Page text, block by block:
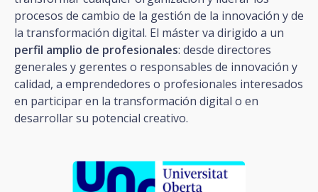
procesos de cambio de la gestión de la innovación y de
la transformación digital. El máster va dirigido a un
perfil amplio de profesionales: desde directores
generales y gerentes o responsables de innovación y
calidad, a emprendedores o profesionales interesados
en participar en la transformación digital o en
desarrollar su potencial creativo.